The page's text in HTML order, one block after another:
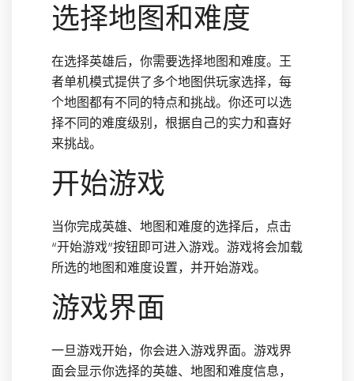
选择地图和难度
在选择英雄后，你需要选择地图和难度。王
者单机模式提供了多个地图供玩家选择，每
个地图都有不同的特点和挑战。你还可以选
择不同的难度级别，根据自己的实力和喜好
来挑战。
开始游戏
当你完成英雄、地图和难度的选择后，点击
“开始游戏”按钮即可进入游戏。游戏将会加载
所选的地图和难度设置，并开始游戏。
游戏界面
一旦游戏开始，你会进入游戏界面。游戏界
面会显示你选择的英雄、地图和难度信息，